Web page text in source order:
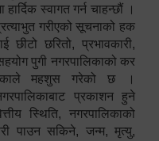
स्वागत गर्न चाहन्छौं ।
गरीएको सूचनाको हक
छीटो छरितो, प्रभावकारी,
पुगी नगरपालिकाको कर
महशुस गरेको छ ।
प्रकाशन हुने
स्थिति, नगरपालिकाको
पाउन सकिने, जन्म, मृत्यु,